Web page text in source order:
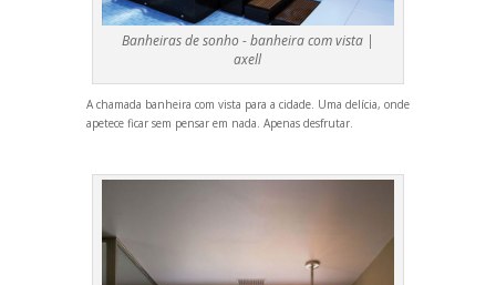
Banheiras de sonho - banheira com vista |
axell
A chamada banheira com vista para a cidade. Uma delícia, onde
apetece ficar sem pensar em nada. Apenas desfrutar.